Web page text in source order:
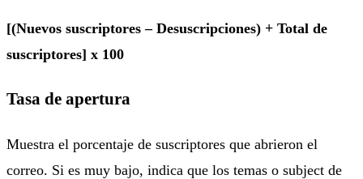
[(Nuevos suscriptores – Desuscripciones) + Total de
suscriptores] x 100
Tasa de apertura
Muestra el porcentaje de suscriptores que abrieron el
correo. Si es muy bajo, indica que los temas o subject de